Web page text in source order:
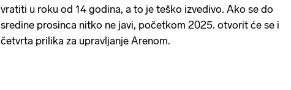
vratiti u roku od 14 godina, a to je teško izvedivo. Ako se do
sredine prosinca nitko ne javi, početkom 2025. otvorit će se i
četvrta prilika za upravljanje Arenom.